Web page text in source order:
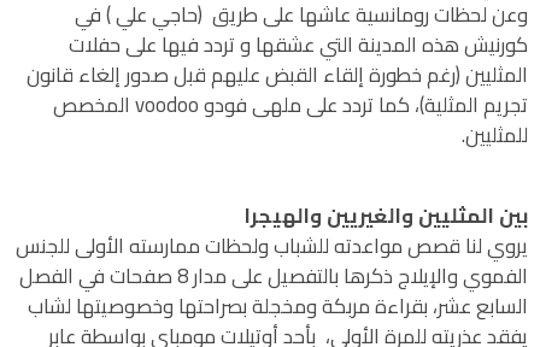
وعن لحظات رومانسية عاشها على طريق (حاجي علي ) في
كورنيش هذه المدينة التي عشقها و تردد فيها على حفلات
المثليين (رغم خطورة إلقاء القبض عليهم قبل صدور إلغاء قانون
تجريم المثلية)، كما تردد على ملهى فودو voodoo المخصص
للمثليين.
بين المثليين والغيريين والهيجرا
يروي لنا قصص مواعدته للشباب ولحظات ممارسته الأولى للجنس
الفموي والإيلاج ذكرها بالتفصيل على مدار 8 صفحات في الفصل
السابع عشر، بقراءة مربكة ومخجلة بصراحتها وخصوصيتها لشاب
يفقد عذريته للمرة الأولى، بأحد أوتيلات مومباي بواسطة عابر